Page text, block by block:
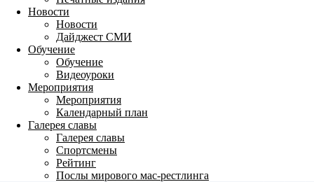
Новости
Новости
Дайджест СМИ
Обучение
Обучение
Видеоуроки
Мероприятия
Мероприятия
Календарный план
Галерея славы
Галерея славы
Спортсмены
Рейтинг
Послы мирового мас-рестлинга